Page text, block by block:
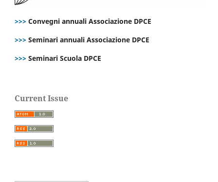
>>> Convegni annuali Associazione DPCE
>>> Seminari annuali Associazione DPCE
>>> Seminari Scuola DPCE
Current Issue